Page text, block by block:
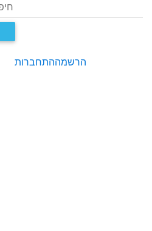
התחברותהרשמה